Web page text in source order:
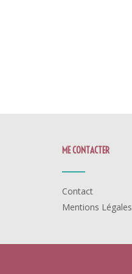
ME CONTACTER
Contact
Mentions Légales